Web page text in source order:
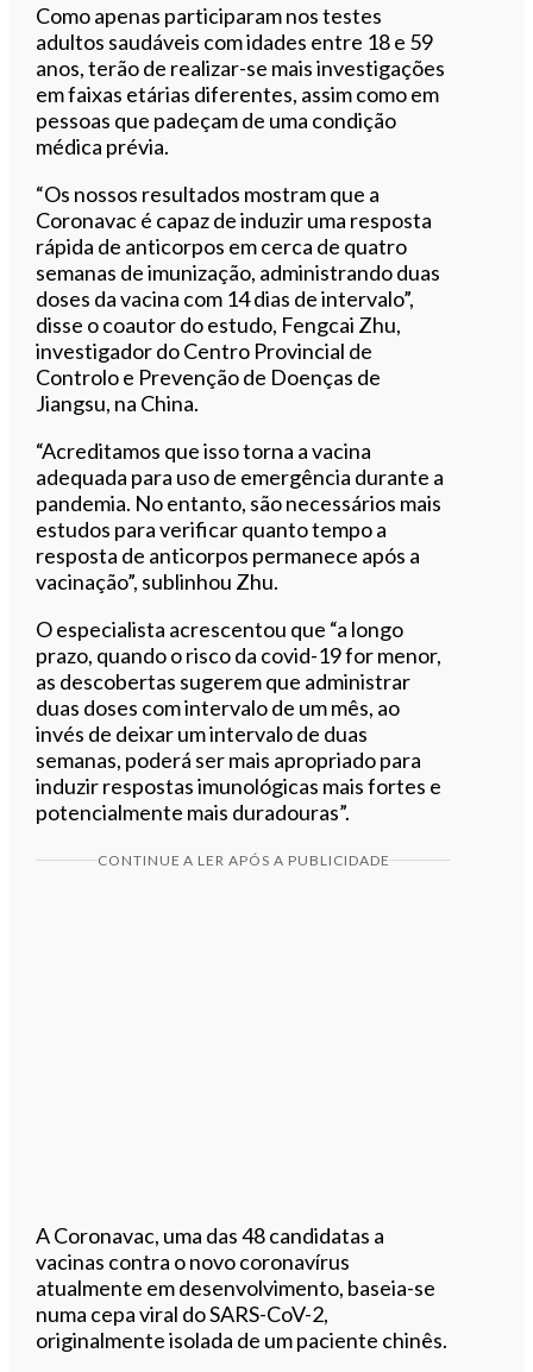
Como apenas participaram nos testes
adultos saudáveis com idades entre 18 e 59
anos, terão de realizar-se mais investigações
em faixas etárias diferentes, assim como em
pessoas que padeçam de uma condição
médica prévia.
“Os nossos resultados mostram que a
Coronavac é capaz de induzir uma resposta
rápida de anticorpos em cerca de quatro
semanas de imunização, administrando duas
doses da vacina com 14 dias de intervalo”,
disse o coautor do estudo, Fengcai Zhu,
investigador do Centro Provincial de
Controlo e Prevenção de Doenças de
Jiangsu, na China.
“Acreditamos que isso torna a vacina
adequada para uso de emergência durante a
pandemia. No entanto, são necessários mais
estudos para verificar quanto tempo a
resposta de anticorpos permanece após a
vacinação”, sublinhou Zhu.
O especialista acrescentou que “a longo
prazo, quando o risco da covid-19 for menor,
as descobertas sugerem que administrar
duas doses com intervalo de um mês, ao
invés de deixar um intervalo de duas
semanas, poderá ser mais apropriado para
induzir respostas imunológicas mais fortes e
potencialmente mais duradouras”.
CONTINUE A LER APÓS A PUBLICIDADE
A Coronavac, uma das 48 candidatas a
vacinas contra o novo coronavírus
atualmente em desenvolvimento, baseia-se
numa cepa viral do SARS-CoV-2,
originalmente isolada de um paciente chinês.